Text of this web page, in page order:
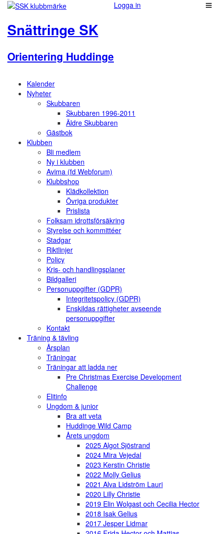
Logga in
Snättringe SK
Orientering Huddinge
Kalender
Nyheter
Skubbaren
Skubbaren 1996-2011
Äldre Skubbaren
Gästbok
Klubben
Bli medlem
Ny i klubben
Avima (fd Webforum)
Klubbshop
Klädkollektion
Övriga produkter
Prislista
Folksam idrottsförsäkring
Styrelse och kommittéer
Stadgar
Riktlinjer
Policy
Kris- och handlingsplaner
Bildgalleri
Personuppgifter (GDPR)
Integritetspolicy (GDPR)
Enskildas rättigheter avseende
personuppgifter
Kontakt
Träning & tävling
Årsplan
Träningar
Träningar att ladda ner
Pre Christmas Exercise Development
Challenge
Elitinfo
Ungdom & junior
Bra att veta
Huddinge Wild Camp
Årets ungdom
2025 Algot Sjöstrand
2024 Mira Vejedal
2023 Kerstin Christie
2022 Molly Gelius
2021 Alva Lidström Lauri
2020 Lilly Christie
2019 Elin Wolgast och Cecilia Hector
2018 Isak Gelius
2017 Jesper Lidmar